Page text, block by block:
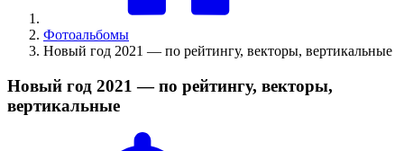
Фотоальбомы
Новый год 2021 — по рейтингу, векторы, вертикальные
Новый год 2021 — по рейтингу, векторы,
вертикальные